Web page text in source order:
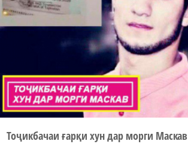
Тоҷикбачаи ғарқи хун дар морги Маскав